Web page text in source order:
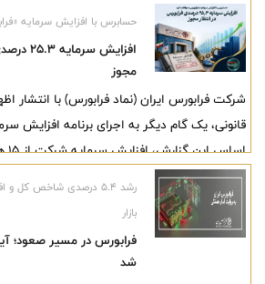
بریکت گرم در دستور کار این مجموعه قرار دارد.
حسابرس با افزایش سرمایه
افزایش
مجوز
شرکت فرابورس ایران (نماد فرابورس) با انتشار
قانونی، یک گام دیگر به اجرای برنامه افزایش
به 19 هزار و 800 میلیارد ریال از محل سود
هدف اجرای مصوبه سازمان بورس درباره حداقل
مورد تأیید حسابرس قرار گرفته است.
بازار
شد